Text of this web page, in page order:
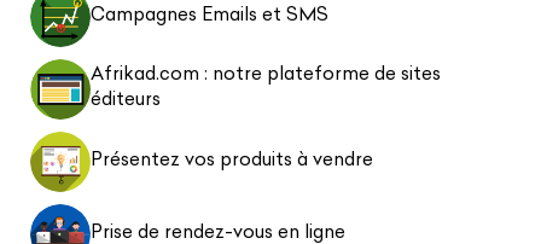
Campagnes Emails et SMS
Afrikad.com : notre plateforme de sites
éditeurs
Présentez vos produits à vendre
Prise de rendez-vous en ligne